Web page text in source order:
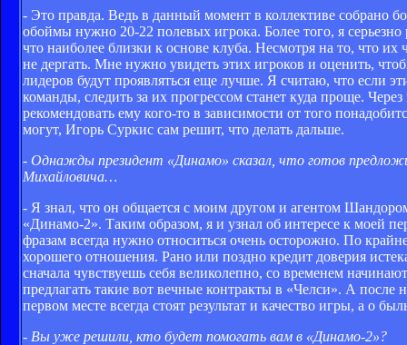
- Это правда. Ведь в данный момент в коллективе собрано
обоймы нужно 20-22 полевых игрока. Более того, я
что наиболее близки к основе клуба. Несмотря на то, что
не дергать. Мне нужно увидеть этих игроков и оценить,
лидеров будут проявляться еще лучше. Я считаю, что если
команды, следить за их прогрессом станет куда проще.
рекомендовать ему кого-то в зависимости от того
могут, Игорь Суркис сам решит, что делать дальше.
- Однажды президент «Динамо» сказал, что готов
Михайловича…
- Я знал, что он общается с моим другом и агентом
«Динамо-2». Таким образом, я и узнал об интересе к моей
фразам всегда нужно относиться очень осторожно. По
хорошего отношения. Рано или поздно кредит доверия
сначала чувствуешь себя великолепно, со временем
предлагать такие вот вечные контракты в «Челси». А после
первом месте всегда стоят результат и качество игры, а о
- Вы уже решили, кто будет помогать вам в «Динамо-2»?